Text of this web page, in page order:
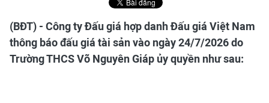
(BĐT) - Công ty Đấu giá hợp danh Đấu giá Việt Nam
thông báo đấu giá tài sản vào ngày 24/7/2026 do
Trường THCS Võ Nguyên Giáp ủy quyền như sau: